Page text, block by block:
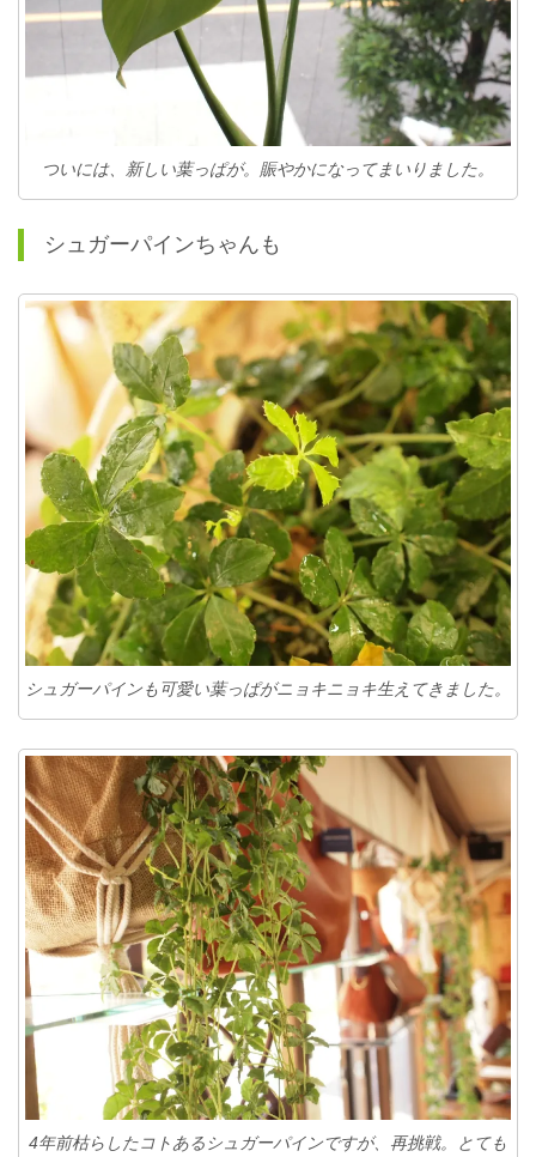
ついには、新しい葉っぱが。賑やかになってまいりました。
シュガーパインちゃんも
シュガーパインも可愛い葉っぱがニョキニョキ生えてきました。
4年前枯らしたコトあるシュガーパインですが、再挑戦。とても